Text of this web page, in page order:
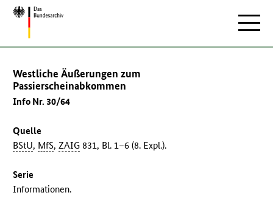
Zur
Westliche Äußerungen zum
Passierscheinabkommen
Info Nr. 30/64
Quelle
BStU, MfS,ZAIG 831, Bl. 1–6 (8. Expl.).
Serie
Informationen.